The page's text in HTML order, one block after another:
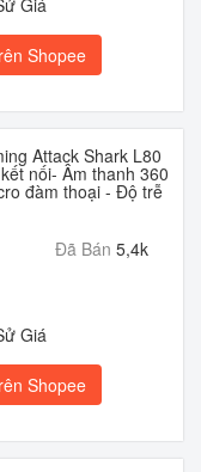
Giá
Shopee
Attack Shark L80
nối- Âm thanh 360
đàm thoại - Độ trễ
Đã Bán 5,4k
Giá
Shopee